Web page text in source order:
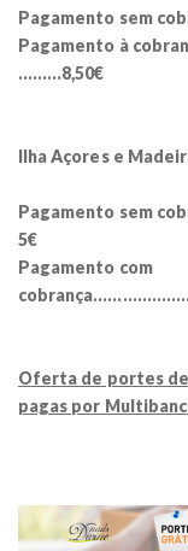
Pagamento sem
Pagamento à
……...8,50€
Ilha Açores e
Pagamento sem
5€
Pagamento com
Oferta de portes
pagas por